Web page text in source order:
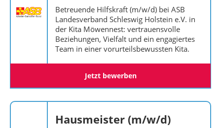
Betreuende Hilfskraft (m/w/d) bei ASB
Landesverband Schleswig Holstein e.V. in
der Kita Möwennest: vertrauensvolle
Beziehungen, Vielfalt und ein engagiertes
Team in einer vorurteilsbewussten Kita.
Jetzt bewerben
Hausmeister (m/w/d)